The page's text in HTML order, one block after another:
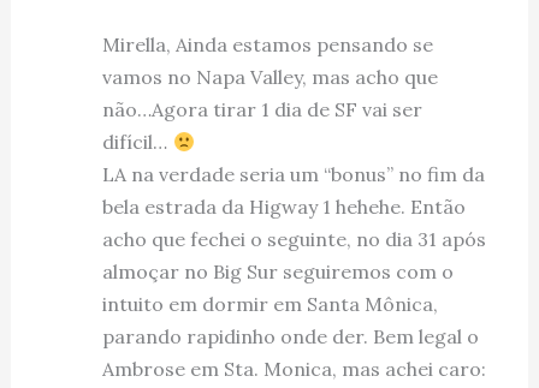
Mirella, Ainda estamos pensando se
vamos no Napa Valley, mas acho que
não…Agora tirar 1 dia de SF vai ser
difícil…
LA na verdade seria um “bonus” no fim da
bela estrada da Higway 1 hehehe. Então
acho que fechei o seguinte, no dia 31 após
almoçar no Big Sur seguiremos com o
intuito em dormir em Santa Mônica,
parando rapidinho onde der. Bem legal o
Ambrose em Sta. Monica, mas achei caro: